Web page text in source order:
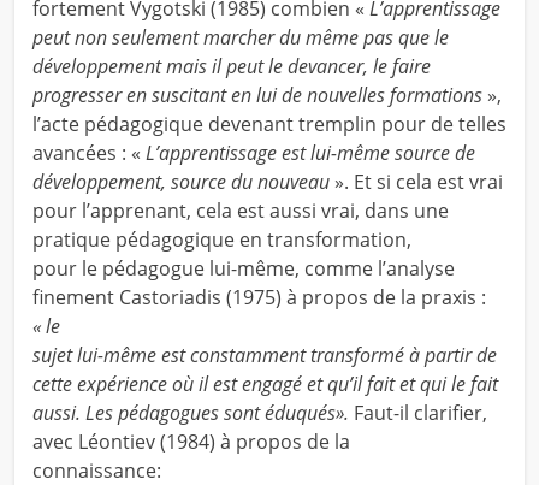
fortement Vygotski (1985) combien « L’apprentissage
peut non seulement marcher du même pas que le
développement mais il peut le devancer, le faire
progresser en suscitant en lui de nouvelles formations »,
l’acte pédagogique devenant tremplin pour de telles
avancées : « L’apprentissage est lui-même source de
développement, source du nouveau». Et si cela est vrai
pour l’apprenant, cela est aussi vrai, dans une
pratique pédagogique en transformation,
pour le pédagogue lui-même, comme l’analyse
finement Castoriadis (1975) à propos de la praxis :
« le
sujet lui-même est constamment transformé à partir de
cette expérience où il est engagé et qu’il fait et qui le fait
aussi. Les pédagogues sont éduqués». Faut-il clarifier,
avec Léontiev (1984) à propos de la
connaissance: